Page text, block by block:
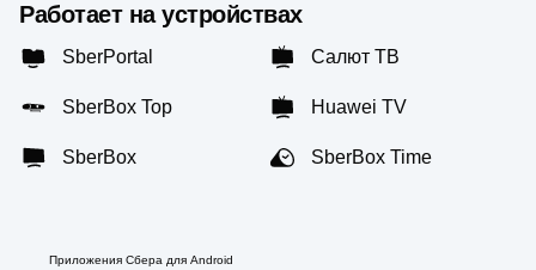
Работает на устройствах
SberPortal Салют ТВ
SberBox Top Huawei TV
SberBox SberBox Time
Приложения Сбера для Android